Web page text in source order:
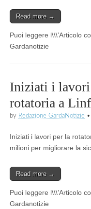
Read more →
Puoi leggere l\\\’Articolo
Gardanotizie
Iniziati i lavori
rotatoria a
by Redazione GardaNotizie •
Iniziati i lavori per la
milioni per migliorare la
Read more →
Puoi leggere l\\\’Articolo
Gardanotizie